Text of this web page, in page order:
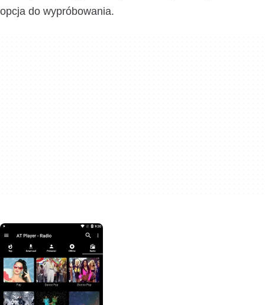
opcja do wypróbowania.